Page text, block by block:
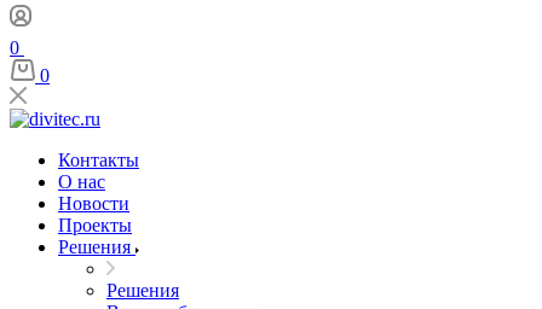
0
0
Контакты
О нас
Новости
Проекты
Решения
Решения